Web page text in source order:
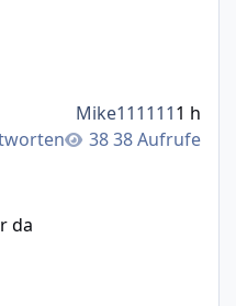
38 Aufrufe
Mike1111111 h
da